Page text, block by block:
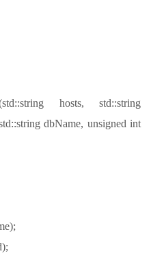
hosts, std::string
dbName, unsigned int